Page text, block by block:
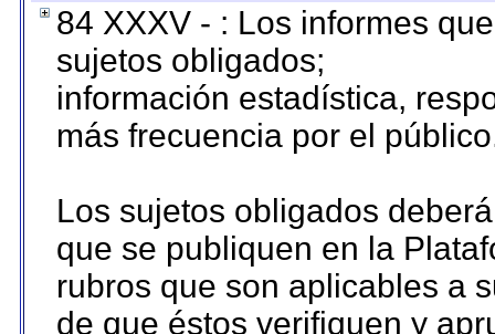
84 XXXV - : Los informes
sujetos obligados;
información estadística,
más frecuencia por el
Los sujetos obligados
que se publiquen en la
rubros que son aplicables a
de que éstos verifiquen y